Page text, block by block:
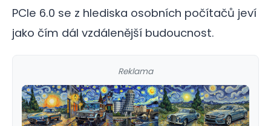
PCIe 6.0 se z hlediska osobních počítačů jeví
jako čím dál vzdálenější budoucnost.
Reklama